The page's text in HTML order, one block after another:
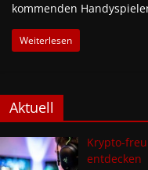
kommenden
Weiterlesen
Aktuell
Krypto-
entdecken